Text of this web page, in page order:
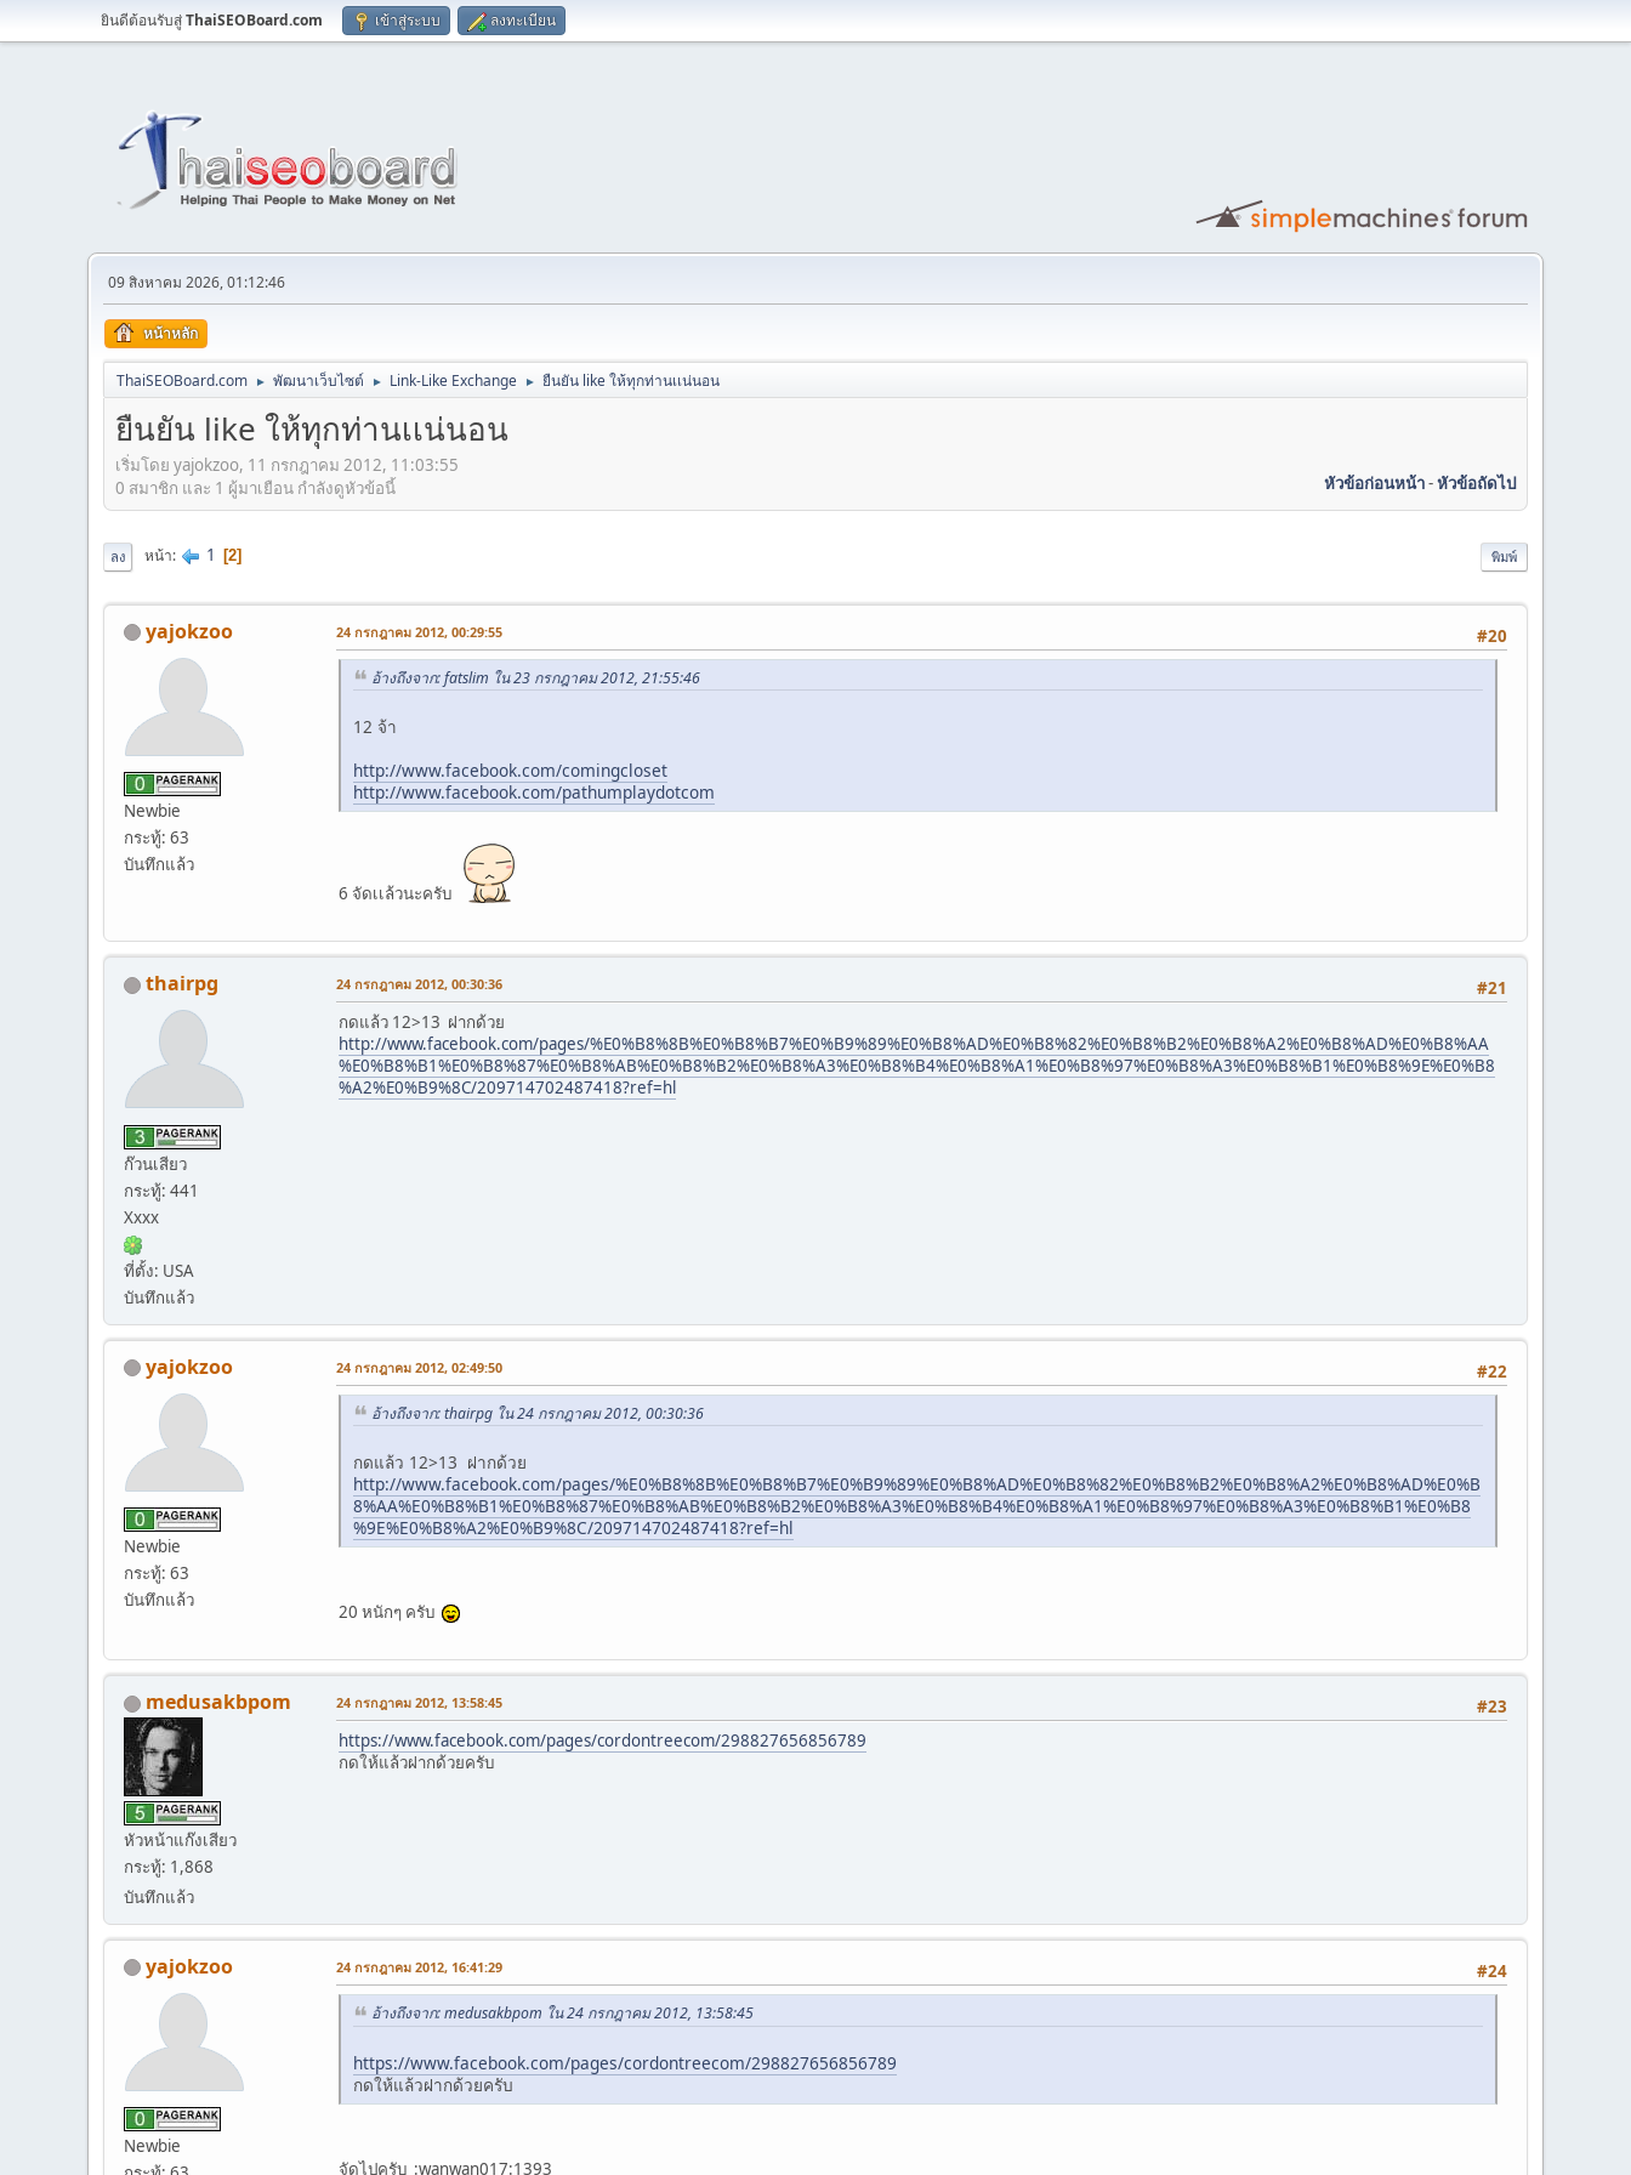
ยินดีต้อนรับสู่ThaiSEOBoard.com เข้าสู่ระบบ ลงทะเบียน
09 สิงหาคม 2026, 01:12:46
หน้าหลัก
ThaiSEOBoard.com ► พัฒนาเว็บไซต์ ► Link-Like Exchange ► ยืนยัน like ให้ทุกท่านเเน่นอน
ยืนยัน like ให้ทุกท่านเเน่นอน
เริ่มโดย yajokzoo, 11 กรกฎาคม 2012, 11:03:55
หัวข้อก่อนหน้า-หัวข้อถัดไป
0 สมาชิก และ 1 ผู้มาเยือน กำลังดูหัวข้อนี้
พิมพ์
ลง หน้า 1 2
yajokzoo
Newbie
กระทู้: 63
บันทึกแล้ว
#20
24 กรกฎาคม 2012, 00:29:55
อ้างถึงจาก: fatslim ใน 23 กรกฎาคม 2012, 21:55:46
12 จ้า
http://www.facebook.com/comingcloset
http://www.facebook.com/pathumplaydotcom
6 จัดเเล้วนะครับ
thairpg
ก๊วนเสียว
กระทู้: 441
Xxxx
ที่ตั้ง: USA
บันทึกแล้ว
#21
24 กรกฎาคม 2012, 00:30:36
กดแล้ว 12>13 ฝากด้วย
http://www.facebook.com/pages/%E0%B8%8B%E0%B8%B7%E0%B9%89%E0%B8%AD%E0%B8%82%E0%B8%B2%E0%B8%A2%E0%B8%AD%E0%B8%AA
%E0%B8%B1%E0%B8%87%E0%B8%AB%E0%B8%B2%E0%B8%A3%E0%B8%B4%E0%B8%A1%E0%B8%97%E0%B8%A3%E0%B8%B1%E0%B8%9E%E0%B8
%A2%E0%B9%8C/209714702487418?ref=hl
yajokzoo
Newbie
กระทู้: 63
บันทึกแล้ว
#22
24 กรกฎาคม 2012, 02:49:50
อ้างถึงจาก: thairpg ใน 24 กรกฎาคม 2012, 00:30:36
กดแล้ว 12>13 ฝากด้วย
http://www.facebook.com/pages/%E0%B8%8B%E0%B8%B7%E0%B9%89%E0%B8%AD%E0%B8%82%E0%B8%B2%E0%B8%A2%E0%B8%AD%E0%B
8%AA%E0%B8%B1%E0%B8%87%E0%B8%AB%E0%B8%B2%E0%B8%A3%E0%B8%B4%E0%B8%A1%E0%B8%97%E0%B8%A3%E0%B8%B1%E0%B8
%9E%E0%B8%A2%E0%B9%8C/209714702487418?ref=hl
20 หนักๆ ครับ
medusakbpom
หัวหน้าแก๊งเสียว
กระทู้: 1,868
บันทึกแล้ว
#23
24 กรกฎาคม 2012, 13:58:45
https://www.facebook.com/pages/cordontreecom/298827656856789
กดให้แล้วฝากด้วยครับ
yajokzoo
Newbie
#24
24 กรกฎาคม 2012, 16:41:29
อ้างถึงจาก: medusakbpom ใน 24 กรกฎาคม 2012, 13:58:45
https://www.facebook.com/pages/cordontreecom/298827656856789
กดให้แล้วฝากด้วยครับ
จัดไปครับ :wanwan017:1393